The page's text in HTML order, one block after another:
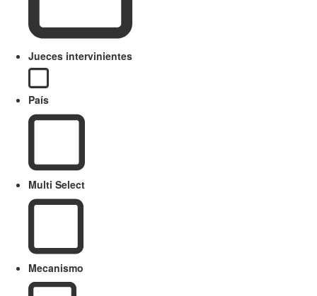
Jueces intervinientes
País
Multi Select
Mecanismo